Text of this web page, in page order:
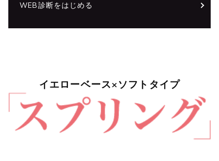
WEB診断をはじめる
イエローベース×ソフトタイプ